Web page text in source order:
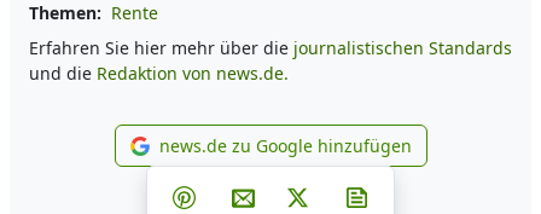
Themen: Rente
Erfahren Sie hier mehr über die journalistischen Standards
und die Redaktion von news.de.
news.de zu Google
news.de zu Google hinzufügen
Teilen auf Facebook
Teilen auf Whatsapp
Teilen auf Telegram
Teilen auf Pinterest
Per E-Mail teilen
Post auf X